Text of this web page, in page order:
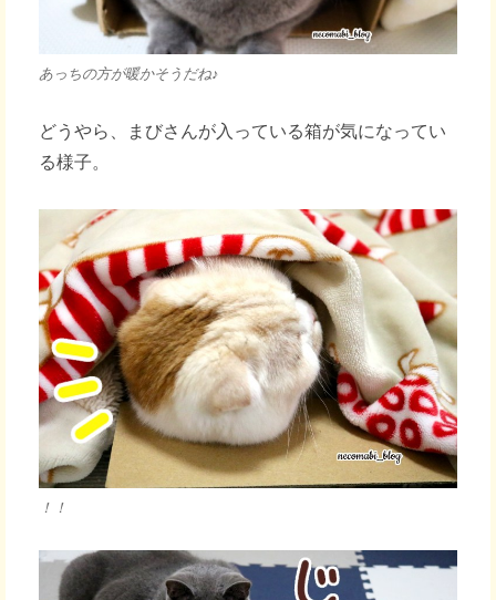
あっちの方が暖かそうだね♪
どうやら、まびさんが入っている箱が気になってい
る様子。
！！